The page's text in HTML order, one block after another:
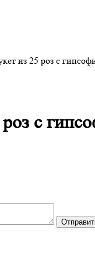
из 25 роз с
с